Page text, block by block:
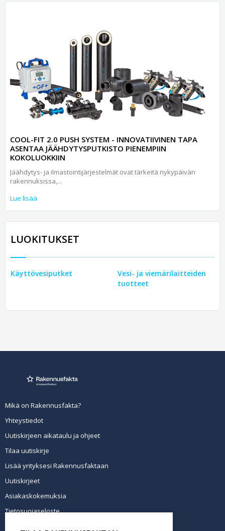
COOL-FIT 2.0 PUSH SYSTEM - INNOVATIIVINEN TAPA
ASENTAA JÄÄHDYTYSPUTKISTO PIENEMPIIN
KOKOLUOKKIIN
Jäähdytys- ja ilmastointijärjestelmät ovat tärkeitä nykypäivän
rakennuksissa,...
Lue lisää
LUOKITUKSET
Käyttövesiputket
Vesi- ja viemärilaitteiden
tuotteet
Mikä on Rakennusfakta?
Yhteystiedot
Uutiskirjeen aikataulu ja ohjeet
Tilaa uutiskirje
Lisää yrityksesi Rakennusfaktaan
Uutiskirjeet
Asiakaskokemuksia
Tietosuojaseloste